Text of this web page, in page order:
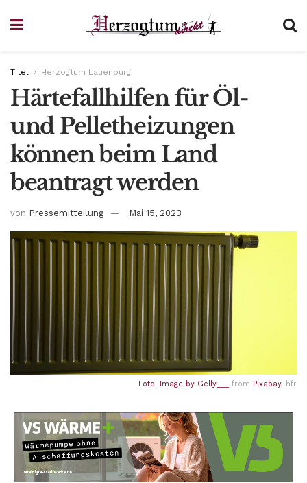
Titel Herzogtum Lauenburg
Härtefallhilfen für Öl-
und Pelletheizungen
können beim Land
beantragt werden
von Pressemitteilung Mai 15, 2023
Foto: Image by Gelly___ from Pixabay, hfr